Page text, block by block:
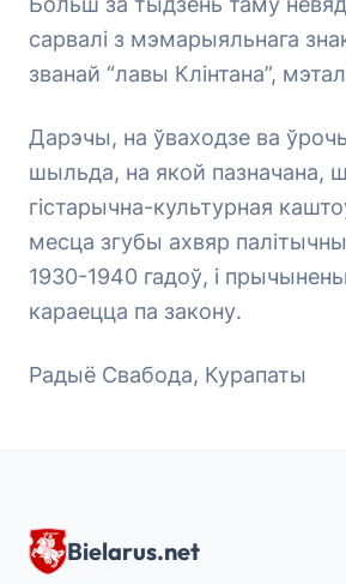
сарвалі з мэмарыяльнага
званай “лавы Клінтана”,
Дарэчы, на ўваходзе ва
шыльда, на якой пазначана,
гістарычна-культурная
месца згубы ахвяр
1930-1940 гадоў, і
караецца па закону.
Радыё Свабода, Курапаты
Bielarus.net